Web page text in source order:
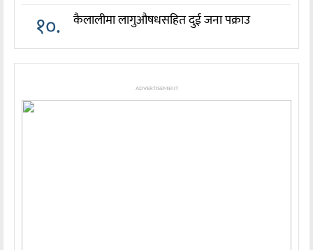
१०. कैलालीमा लागुऔषधसहित दुई जना पक्राउ
ADVERTISEMENT